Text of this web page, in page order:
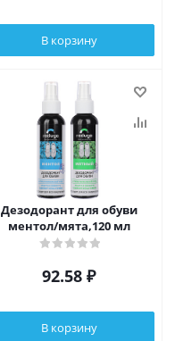
В корзину
Дезодорант для обуви
ментол/мята,120 мл
92.58 ₽
В корзину